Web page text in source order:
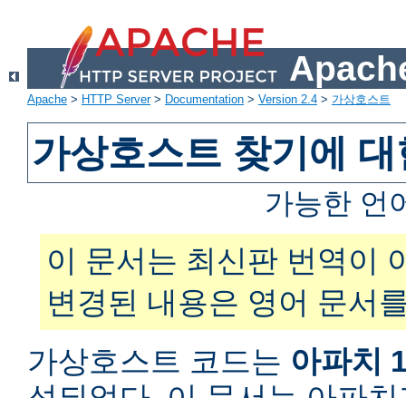
Apache > HTTP Server> Documentation > Version 2.4 > 가상호스트
가상호스트 찾기에
가능한 언
이 문서는 최신판 번역이
변경된 내용은 영어 문서
가상호스트 코드는 아파치